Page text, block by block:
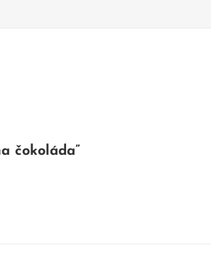
čokoláda”